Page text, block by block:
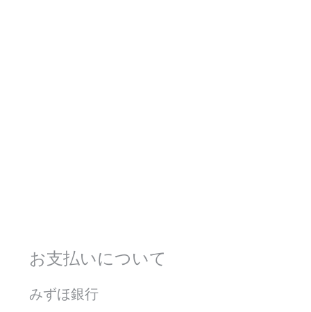
お支払いについて
みずほ銀行